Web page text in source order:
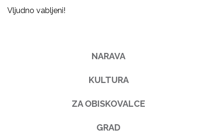
Vljudno vabljeni!
NARAVA
KULTURA
ZA OBISKOVALCE
GRAD